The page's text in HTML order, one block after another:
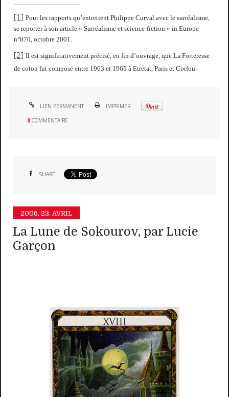
[1] Pour les rapports qu’entretient Philippe Curval avec le surréalisme,
se reporter à son article « Surréalisme et science-fiction » in Europe
n°870, octobre 2001.
[2] Il est significativement précisé, en fin d’ouvrage, que La Forteresse
de coton fut composé entre 1963 et 1965 à Etretat, Paris et Corfou.
LIEN PERMANENT IMPRIMER
0 COMMENTAIRE
SHARE
2006. 23. AVRIL
La Lune de Sokourov, par Lucie
Garçon